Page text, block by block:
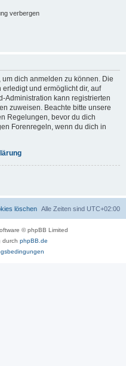
verbergen
dich anmelden zu können. Die
und ermöglicht dir, auf
Administration kann registrierten
zuweisen. Beachte bitte unsere
Regelungen, bevor du dich
Forenregeln, wenn du dich in
Alle Zeiten sind UTC+02:00
löschen
© phpBB Limited
durch phpBB.de